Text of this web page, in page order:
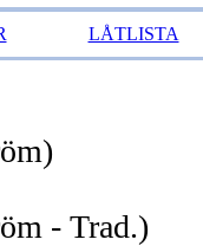
LÅTLISTA
- Trad.)